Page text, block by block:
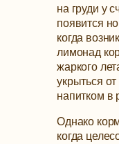
на груди у
появится
когда
лимонад
жаркого
укрыться
напитком в
Однако
когда